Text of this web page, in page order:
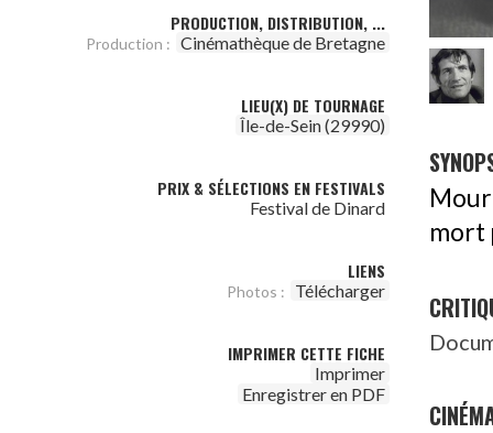
PRODUCTION, DISTRIBUTION, ...
Production : Cinémathèque de Bretagne
LIEU(X) DE TOURNAGE
Île-de-Sein (29990)
PRIX & SÉLECTIONS EN FESTIVALS
Festival de Dinard
LIENS
Photos : Télécharger
IMPRIMER CETTE FICHE
Imprimer
Enregistrer en PDF
mort